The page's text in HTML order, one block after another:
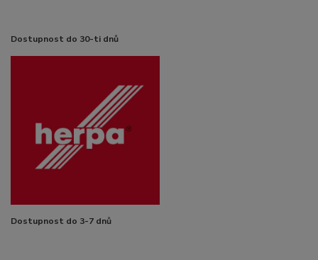
Dostupnost do 30-ti dnů
Dostupnost do 3-7 dnů